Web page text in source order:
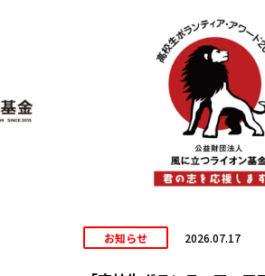
お知らせ 2026.07.17